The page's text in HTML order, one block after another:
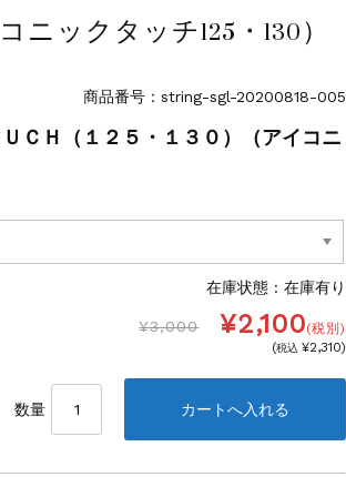
ックタッチ125・130）
商品番号：string-sgl-20200818-005
Ｈ（１２５・１３０）（アイコニ
在庫状態 : 在庫有り
¥3,000 ¥2,100(税別)
(税込 ¥2,310)
数量